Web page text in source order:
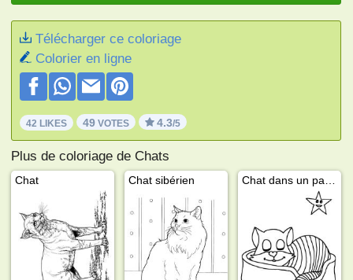
Télécharger ce coloriage
Colorier en ligne
42 LIKES 49 VOTES 4.3/5
Plus de coloriage de Chats
Chat Chat sibérien